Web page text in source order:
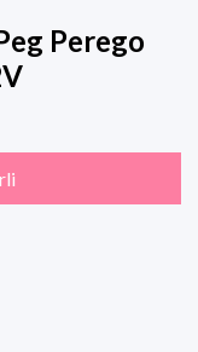
Perego